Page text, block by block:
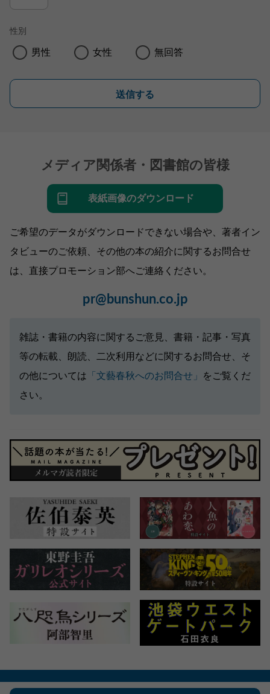
性別
男性 女性 無回答
送信する
メディア関係者・図書館の皆様
表紙画像のダウンロード
ご希望のデータがダウンロードできない場合や、著者イン
タビューのご依頼、その他の本の紹介に関するお問合せ
は、直接プロモーション部へご連絡ください。
pr@bunshun.co.jp
雑誌・書籍の内容に関するご意見、書籍・記事・写真
等の転載、朗読、二次利用などに関するお問合せ、そ
の他については 「文藝春秋へのお問合せ」
をご覧くだ
さい。
会社概要 自費出版のご案内 お問合せ